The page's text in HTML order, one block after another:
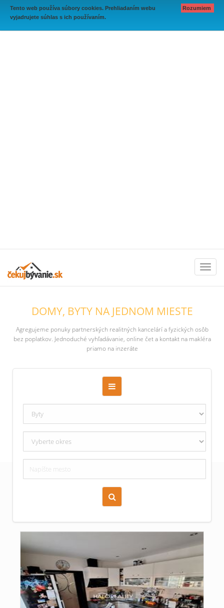
Tento web používa súbory cookies. Prehliadaním webu
vyjadrujete súhlas s ich používaním.
Rozumiem
DOMY, BYTY NA JEDNOM MIESTE
Agregujeme ponuky partnerských realitných kancelárí a fyzických osôb
bez poplatkov. Jednoduché vyhľadávanie, online čet a kontakt na makléra
priamo na inzeráte
Zoraď podľa času pridania